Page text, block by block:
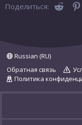
Поделиться: Reddit
Russian (RU)
Обратная связь
Политика